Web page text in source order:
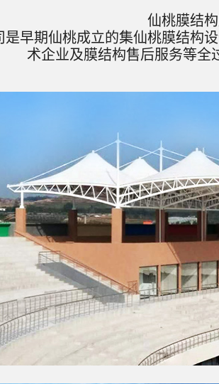
仙桃膜结
早期仙桃成立的集仙桃膜结构
术企业及膜结构售后服务等全